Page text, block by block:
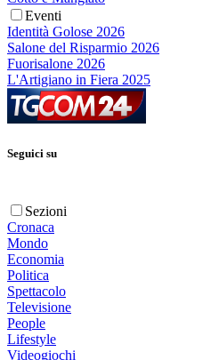
Eventi
Identità Golose 2026
Salone del Risparmio 2026
Fuorisalone 2026
L'Artigiano in Fiera 2025
Seguici su
Sezioni
Cronaca
Mondo
Economia
Politica
Spettacolo
Televisione
People
Lifestyle
Videogiochi